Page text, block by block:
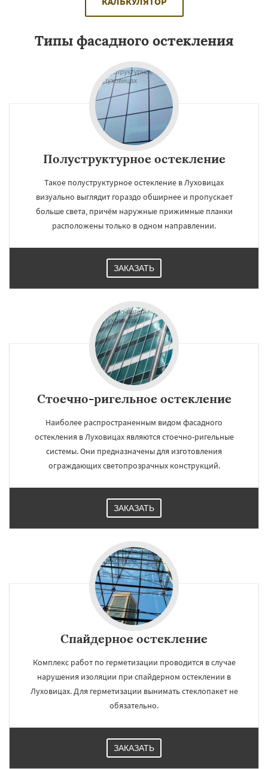
Типы фасадного остекления
Полуструктурное остекление
Такое полуструктурное остекление в Луховицах
визуально выглядит гораздо обширнее и пропускает
больше света, причём наружные прижимные планки
расположены только в одном направлении.
ЗАКАЗАТЬ
Стоечно-ригельное остекление
Наиболее распространенным видом фасадного
остекления в Луховицах являются стоечно-ригельные
системы. Они предназначены для изготовления
ограждающих светопрозрачных конструкций.
ЗАКАЗАТЬ
Спайдерное остекление
Комплекс работ по герметизации проводится в случае
нарушения изоляции при спайдерном остеклении в
Луховицах. Для герметизации вынимать стеклопакет не
обязательно.
ЗАКАЗАТЬ